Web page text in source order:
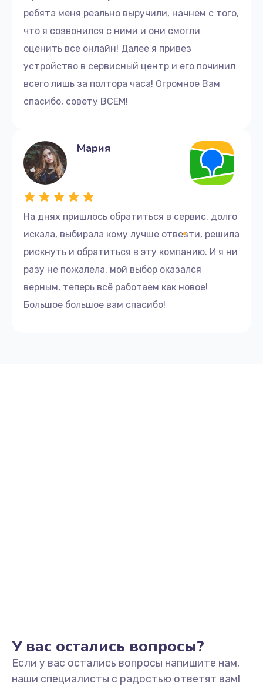
ребята меня реально выручили, начнем с того,
что я созвонился с ними и они смогли
оценить все онлайн! Далее я привез
устройство в сервисный центр и его починил
всего лишь за полтора часа! Огромное Вам
спасибо, совету ВСЕМ!
На днях пришлось обратиться в сервис, долго
искала, выбирала кому лучше отвезти, решила
рискнуть и обратиться в эту компанию. И я ни
разу не пожалела, мой выбор оказался
верным, теперь всё работаем как новое!
Большое большое вам спасибо!
Мария
У вас остались вопросы?
Если у вас остались вопросы напишите нам,
наши специалисты с радостью ответят вам!